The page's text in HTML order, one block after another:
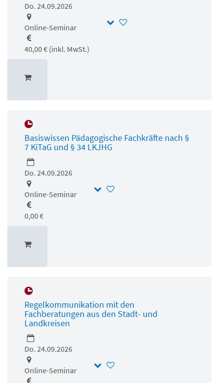
Do. 24.09.2026
Online-Seminar
40,00 € (inkl. MwSt.)
Basiswissen Pädagogische Fachkräfte nach §
7 KiTaG und § 34 LKJHG
Do. 24.09.2026
Online-Seminar
0,00 €
Regelkommunikation mit den
Fachberatungen aus den Stadt- und
Landkreisen
Do. 24.09.2026
Online-Seminar